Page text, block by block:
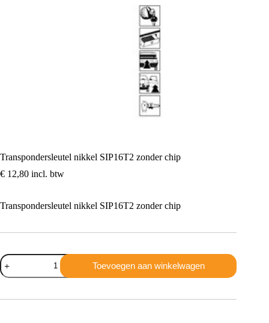
Transpondersleutel nikkel SIP16T2 zonder chip
€ 12,80 incl. btw
Transpondersleutel nikkel SIP16T2 zonder chip
Transpondersleutel
nikkel
SIP16T2
chip
Toevoegen aan winkelwagen